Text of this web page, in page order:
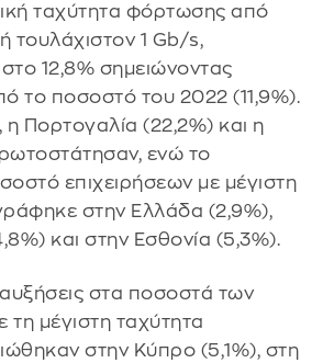
ταχύτητα φόρτωσης από
τουλάχιστον 1 Gb/s,
12,8% σημειώνοντας
το ποσοστό του 2022 (11,9%).
η Πορτογαλία (22,2%) και η
ενώ το
επιχειρήσεων με μέγιστη
στην Ελλάδα (2,9%),
και στην Εσθονία (5,3%).
στα ποσοστά των
τη μέγιστη ταχύτητα
στην Κύπρο (5,1%), στη